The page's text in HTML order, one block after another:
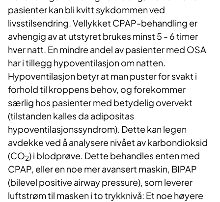
pasienter kan bli kvitt sykdommen ved
livsstilsendring. Vellykket CPAP-behandling er
avhengig av at utstyret brukes minst 5 - 6 timer
hver natt. En mindre andel av pasienter med OSA
har i tillegg hypoventilasjon om natten.
Hypoventilasjon betyr at man puster for svakt i
forhold til kroppens behov, og forekommer
særlig hos pasienter med betydelig overvekt
(tilstanden kalles da adipositas
hypoventilasjonssyndrom). Dette kan legen
avdekke ved å analysere nivået av karbondioksid
(CO2) i blodprøve. Dette behandles enten med
CPAP, eller en noe mer avansert maskin, BIPAP
(bilevel positive airway pressure), som leverer
luftstrøm til masken i to trykknivå: Et noe høyere